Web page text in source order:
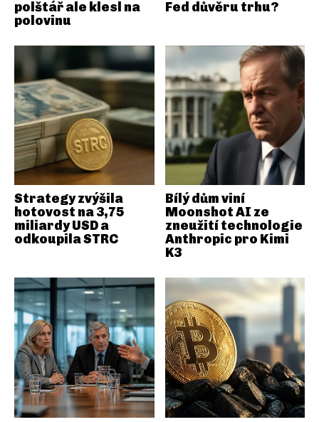
polštář ale klesl na
polovinu
Fed důvěru trhu?
Strategy zvýšila
hotovost na 3,75
miliardy USD a
odkoupila STRC
Bílý dům viní
Moonshot AI ze
zneužití technologie
Anthropic pro Kimi
K3